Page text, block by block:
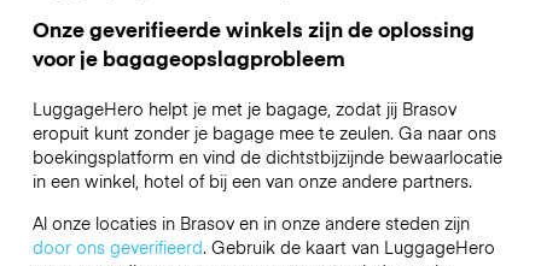
Onze geverifieerde winkels zijn de oplossing
voor je bagageopslagprobleem
LuggageHero helpt je met je bagage, zodat jij Brasov
eropuit kunt zonder je bagage mee te zeulen. Ga naar ons
boekingsplatform en vind de dichtstbijzijnde bewaarlocatie
in een winkel, hotel of bij een van onze andere partners.
Al onze locaties in Brasov en in onze andere steden zijn
door ons geverifieerd. Gebruik de kaart van LuggageHero